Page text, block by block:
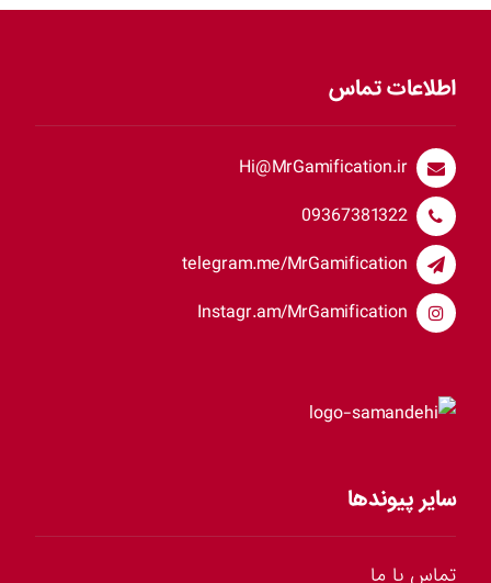
اطلاعات تماس
Hi@MrGamification.ir
09367381322
telegram.me/MrGamification
Instagr.am/MrGamification
سایر پیوندها
تماس با ما